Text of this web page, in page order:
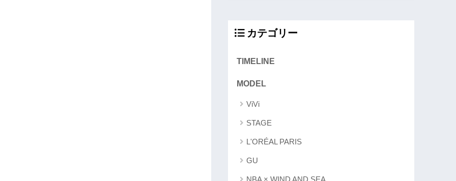
カテゴリー
TIMELINE
MODEL
ViVi
STAGE
L'ORÉAL PARIS
GU
NBA × WIND AND SEA